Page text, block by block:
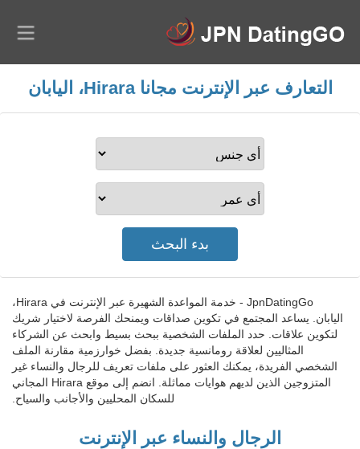
التعارف عبر الإنترنت مجانا Hirara، اليابان
JpnDatingGo - خدمة المواعدة الشهيرة عبر الإنترنت في Hirara،
اليابان. يساعد المجتمع في تكوين صداقات ويمنحك الفرصة لاختيار شريك
لتكوين علاقات. حدد الملفات الشخصية ببحث بسيط وابحث عن الشركاء
المثاليين لعلاقة رومانسية جديدة. بفضل خوارزمية مقارنة الملف
الشخصي الفريدة، يمكنك العثور على ملفات تعريف للرجال والنساء غير
المتزوجين الذين لديهم هوايات مماثلة. انضم إلى موقع Hirara المجاني
للسكان المحليين والأجانب والسياح.
الرجال والنساء عبر الإنترنت